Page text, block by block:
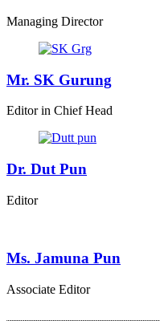
Managing Director
Mr. SK Gurung
Editor in Chief Head
Dr. Dut Pun
Editor
Ms. Jamuna Pun
Associate Editor